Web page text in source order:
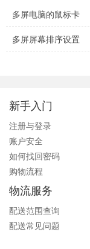
多屏电脑的鼠标卡
多屏屏幕排序设置
新手入门
注册与登录
账户安全
如何找回密码
购物流程
物流服务
配送范围查询
配送常见问题